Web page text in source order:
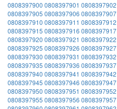
0808397900 0808397901 0808397902
0808397905 0808397906 0808397907
0808397910 0808397911 0808397912
0808397915 0808397916 0808397917
0808397920 0808397921 0808397922
0808397925 0808397926 0808397927
0808397930 0808397931 0808397932
0808397935 0808397936 0808397937
0808397940 0808397941 0808397942
0808397945 0808397946 0808397947
0808397950 0808397951 0808397952
0808397955 0808397956 0808397957